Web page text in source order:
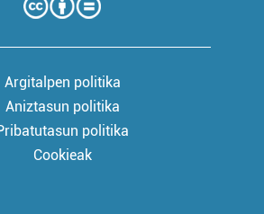
Argitalpen politika
Aniztasun politika
politika
Cookieak